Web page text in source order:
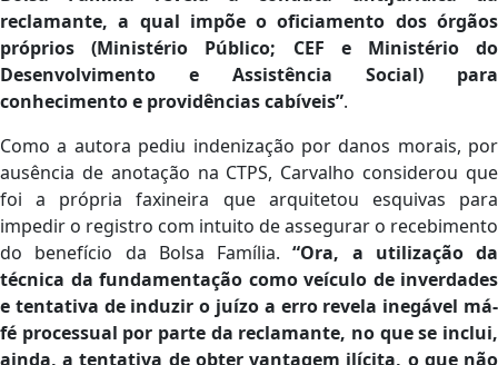
reclamante, a qual impõe o oficiamento dos órgãos
próprios (Ministério Público; CEF e Ministério do
Desenvolvimento e Assistência Social) para
conhecimento e providências cabíveis”
Como a autora pediu indenização por danos morais, por
ausência de anotação na CTPS, Carvalho considerou que
foi a própria faxineira que arquitetou esquivas para
impedir o registro com intuito de assegurar o recebimento
do benefício da Bolsa Família.
“Ora, a utilização da
técnica da fundamentação como veículo de inverdades
e tentativa de induzir o juízo a erro revela inegável má-
fé processual por parte da reclamante, no que se inclui,
ainda, a tentativa de obter vantagem ilícita, o que não